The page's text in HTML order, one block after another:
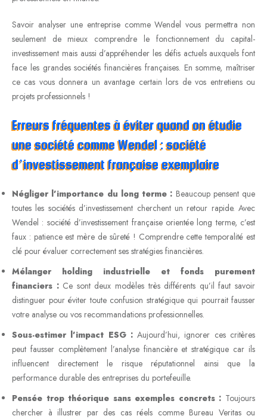
Savoir analyser une entreprise comme Wendel vous permettra non
seulement de mieux comprendre le fonctionnement du capital-
investissement mais aussi d’appréhender les défis actuels auxquels font
face les grandes sociétés financières françaises. En somme, maîtriser
ce cas vous donnera un avantage certain lors de vos entretiens ou
projets professionnels !
Erreurs fréquentes à éviter quand on étudie
une société comme Wendel : société
d’investissement française exemplaire
Négliger l’importance du long terme : Beaucoup pensent que
toutes les sociétés d’investissement cherchent un retour rapide. Avec
Wendel : société d’investissement française orientée long terme, c’est
faux : patience est mère de sûreté ! Comprendre cette temporalité est
clé pour évaluer correctement ses stratégies financières.
Mélanger holding industrielle et fonds purement
financiers :Ce sont deux modèles très différents qu’il faut savoir
distinguer pour éviter toute confusion stratégique qui pourrait fausser
votre analyse ou vos recommandations professionnelles.
Sous-estimer l’impact ESG :Aujourd’hui, ignorer ces critères
peut fausser complètement l’analyse financière et stratégique car ils
influencent directement le risque réputationnel ainsi que la
performance durable des entreprises du portefeuille.
Pensée trop théorique sans exemples concrets : Toujours
chercher à illustrer par des cas réels comme Bureau Veritas ou